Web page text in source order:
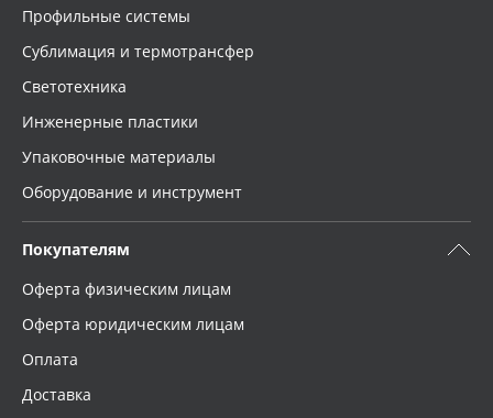
Профильные системы
Сублимация и термотрансфер
Светотехника
Инженерные пластики
Упаковочные материалы
Оборудование и инструмент
Покупателям
Оферта физическим лицам
Оферта юридическим лицам
Оплата
Доставка